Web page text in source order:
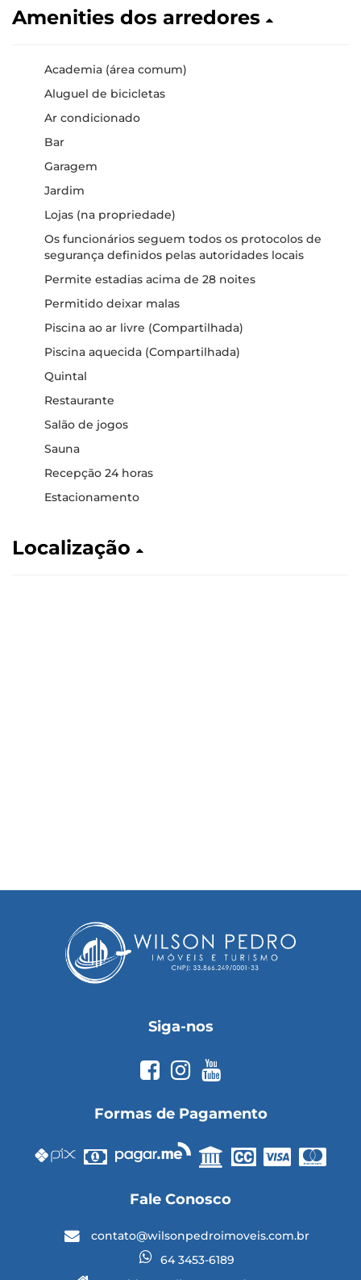
Amenities dos arredores
Academia (área comum)
Aluguel de bicicletas
Ar condicionado
Bar
Garagem
Jardim
Lojas (na propriedade)
Os funcionários seguem todos os protocolos de
segurança definidos pelas autoridades locais
Permite estadias acima de 28 noites
Permitido deixar malas
Piscina ao ar livre (Compartilhada)
Piscina aquecida (Compartilhada)
Quintal
Restaurante
Salão de jogos
Sauna
Recepção 24 horas
Estacionamento
Localização
Siga-nos
Formas de Pagamento
Fale Conosco
contato@wilsonpedroimoveis.com.br
64 3453-6189